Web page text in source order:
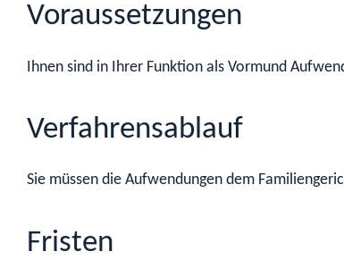
Voraussetzungen
Ihnen sind in Ihrer Funktion als Vormund
Verfahrensablauf
Sie müssen die Aufwendungen dem
Fristen